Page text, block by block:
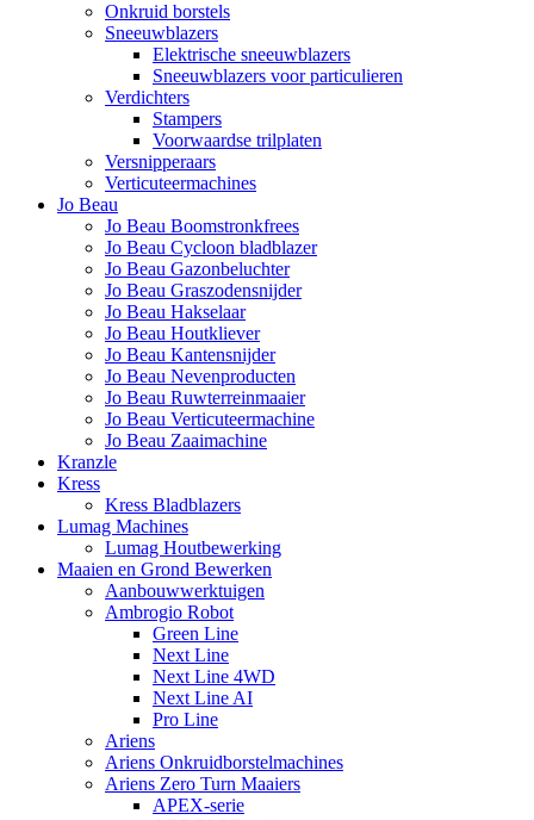
Onkruid borstels
Sneeuwblazers
Elektrische sneeuwblazers
Sneeuwblazers voor particulieren
Verdichters
Stampers
Voorwaardse trilplaten
Versnipperaars
Verticuteermachines
Jo Beau
Jo Beau Boomstronkfrees
Jo Beau Cycloon bladblazer
Jo Beau Gazonbeluchter
Jo Beau Graszodensnijder
Jo Beau Hakselaar
Jo Beau Houtkliever
Jo Beau Kantensnijder
Jo Beau Nevenproducten
Jo Beau Ruwterreinmaaier
Jo Beau Verticuteermachine
Jo Beau Zaaimachine
Kranzle
Kress
Kress Bladblazers
Lumag Machines
Lumag Houtbewerking
Maaien en Grond Bewerken
Aanbouwwerktuigen
Ambrogio Robot
Green Line
Next Line
Next Line 4WD
Next Line AI
Pro Line
Ariens
Ariens Onkruidborstelmachines
Ariens Zero Turn Maaiers
APEX-serie